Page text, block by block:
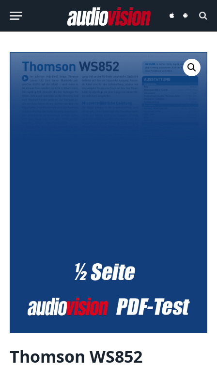
audiovisionaudiovision
Thomson WS852